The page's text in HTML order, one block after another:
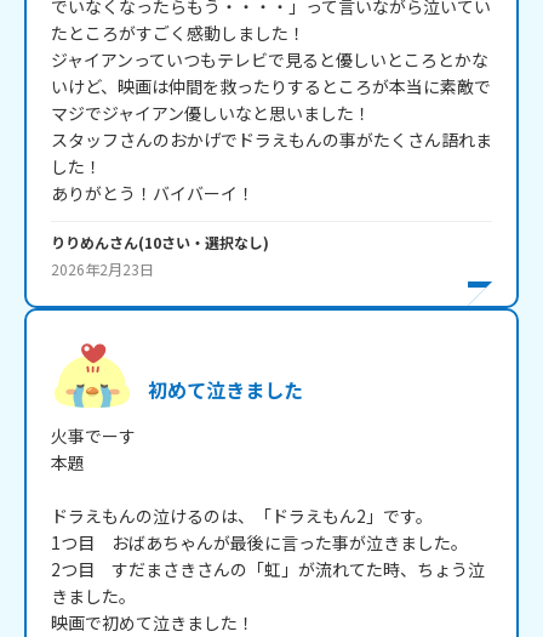
でいなくなったらもう・・・・」って言いながら泣いてい
たところがすごく感動しました！
ジャイアンっていつもテレビで見ると優しいところとかな
いけど、映画は仲間を救ったりするところが本当に素敵で
マジでジャイアン優しいなと思いました！
スタッフさんのおかげでドラえもんの事がたくさん語れま
した！
ありがとう！バイバーイ！
りりめんさん(10さい・ 選択なし)
2026年2月23日
初めて泣きました
火事でーす
本題
ドラえもんの泣けるのは、「ドラえもん2」です。
1つ目　おばあちゃんが最後に言った事が泣きました。
2つ目　すだまさきさんの「虹」が流れてた時、ちょう泣
きました。
映画で初めて泣きました！